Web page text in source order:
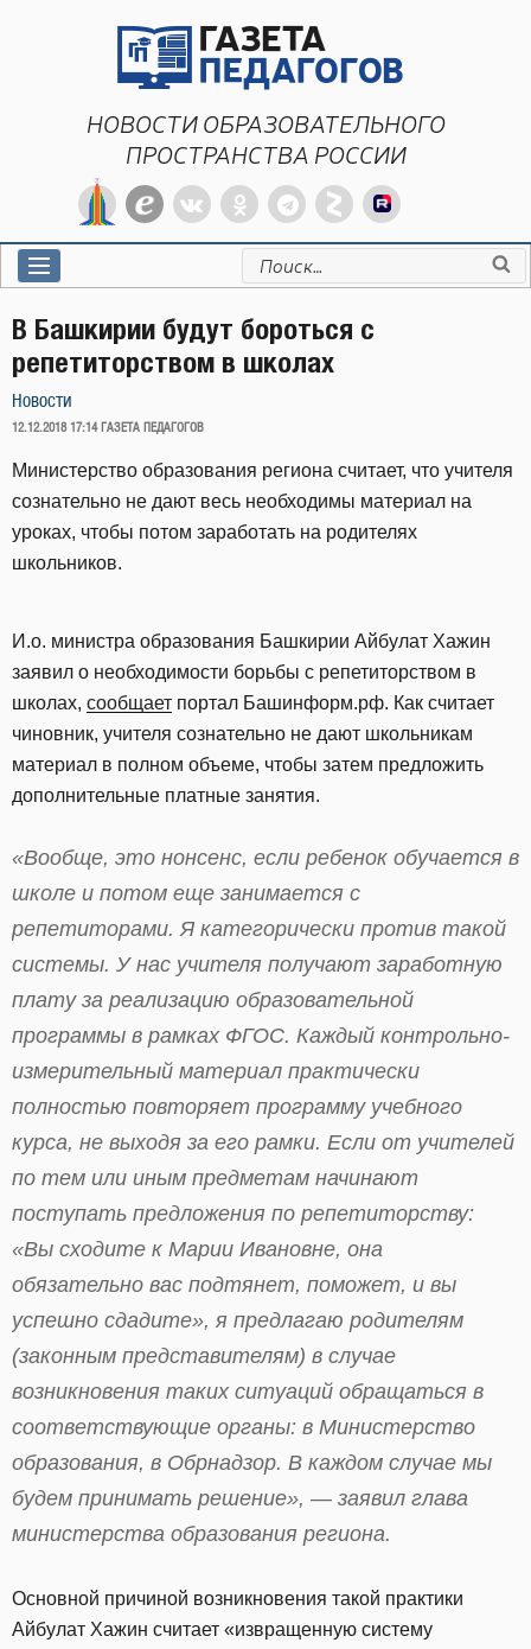
НОВОСТИ ОБРАЗОВАТЕЛЬНОГО
ПРОСТРАНСТВА РОССИИ
Искать:
В Башкирии будут бороться с
репетиторством в школах
Новости
ОПУБЛИКОВАНО
12.12.2018 17:14 ГАЗЕТА ПЕДАГОГОВ
Министерство образования региона считает, что учителя
сознательно не дают весь необходимы материал на
уроках, чтобы потом заработать на родителях
школьников.
И.о. министра образования Башкирии Айбулат Хажин
заявил о необходимости борьбы с репетиторством в
школах, сообщает портал Башинформ.рф. Как считает
чиновник, учителя сознательно не дают школьникам
материал в полном объеме, чтобы затем предложить
дополнительные платные занятия.
«Вообще, это нонсенс, если ребенок обучается в
школе и потом еще занимается с
репетиторами. Я категорически против такой
системы. У нас учителя получают заработную
плату за реализацию образовательной
программы в рамках ФГОС. Каждый контрольно-
измерительный материал практически
полностью повторяет программу учебного
курса, не выходя за его рамки. Если от учителей
по тем или иным предметам начинают
поступать предложения по репетиторству:
«Вы сходите к Марии Ивановне, она
обязательно вас подтянет, поможет, и вы
успешно сдадите», я предлагаю родителям
(законным представителям) в случае
возникновения таких ситуаций обращаться в
соответствующие органы: в Министерство
образования, в Обрнадзор. В каждом случае мы
будем принимать решение», — заявил глава
министерства образования региона.
Основной причиной возникновения такой практики
Айбулат Хажин считает «извращенную систему